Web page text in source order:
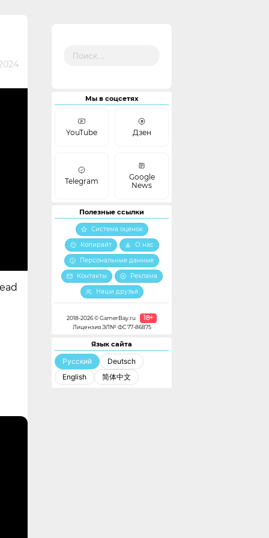
Мы в соцсетях
YouTube Дзен
Telegram
Google
News
Полезные ссылки
Система оценок
Копирайт
О нас
Персональные данные
Контакты
Реклама
Наши друзья
2018-2026 © GamerBay.ru 18+
Лицензия ЭЛ№ ФС 77-86875
Язык сайта
Русский
Deutsch
English
简体中文